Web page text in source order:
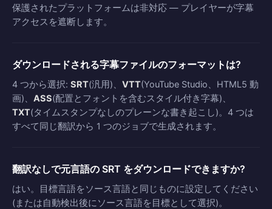
保護されたプラットフォームは非対応 — プレイヤーが字幕
アクセスを遮断します。
ダウンロードされる字幕ファイルのフォーマットは?
4 つから選択: SRT(汎用)、 VTT(YouTube Studio、HTML5 動
画)、 ASS(配置とフォントを含むスタイル付き字幕)、
TXT(タイムスタンプなしのプレーンな書き起こし)。4 つは
すべて同じ翻訳から 1 つのジョブで生成されます。
翻訳なしで元言語の SRT をダウンロードできますか?
はい。目標言語をソース言語と同じものに設定してください
(または自動検出後にソース言語を目標として選択)。